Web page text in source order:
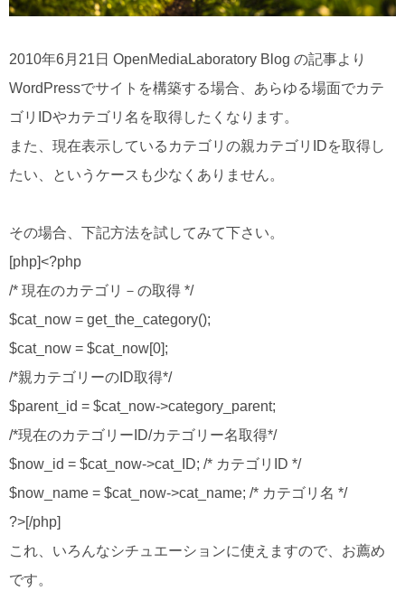
2010年6月21日 OpenMediaLaboratory Blog の記事より
WordPressでサイトを構築する場合、あらゆる場面でカテ
ゴリIDやカテゴリ名を取得したくなります。
また、現在表示しているカテゴリの親カテゴリIDを取得し
たい、というケースも少なくありません。
その場合、下記方法を試してみて下さい。
[php]<?php
/* 現在のカテゴリ－の取得 */
$cat_now = get_the_category();
$cat_now = $cat_now[0];
/*親カテゴリーのID取得*/
$parent_id = $cat_now->category_parent;
/*現在のカテゴリーID/カテゴリー名取得*/
$now_id = $cat_now->cat_ID; /* カテゴリID */
$now_name = $cat_now->cat_name; /* カテゴリ名 */
?>[/php]
これ、いろんなシチュエーションに使えますので、お薦め
です。